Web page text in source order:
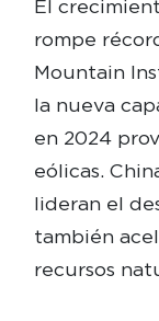
El
rompe
Mountain
la nueva
en 2024
eólicas.
lideran el
también
recursos